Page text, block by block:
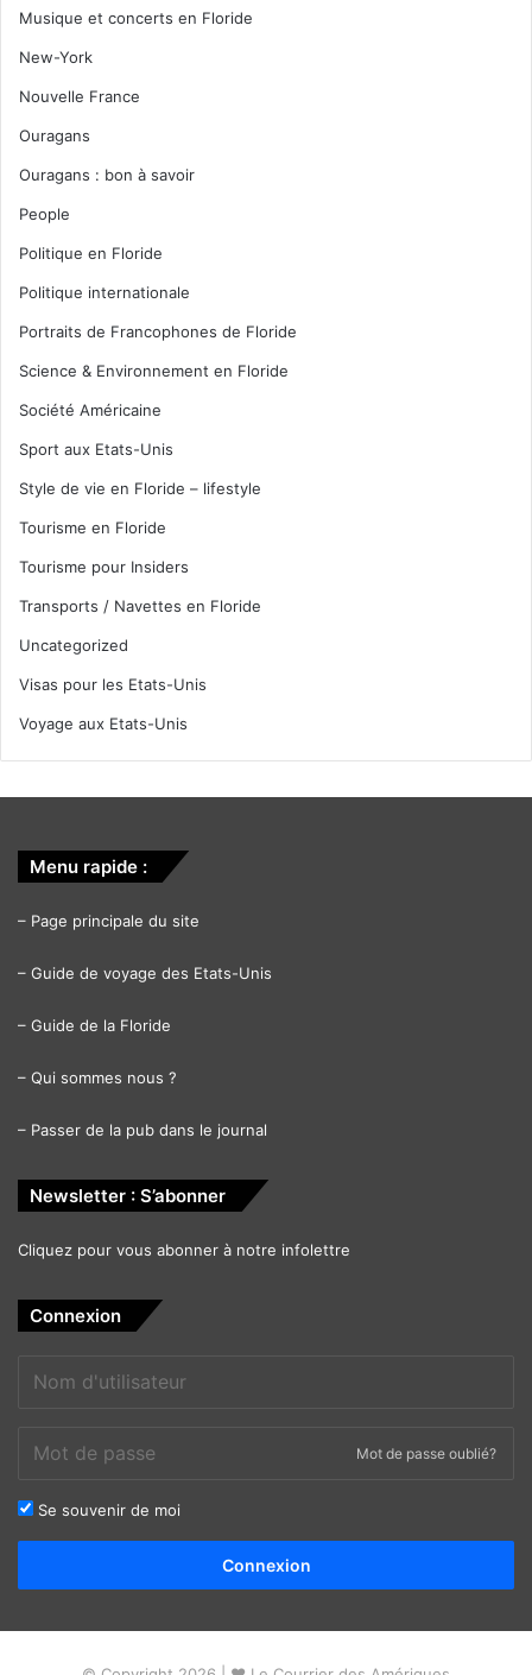
Musique et concerts en Floride
New-York
Nouvelle France
Ouragans
Ouragans : bon à savoir
People
Politique en Floride
Politique internationale
Portraits de Francophones de Floride
Science & Environnement en Floride
Société Américaine
Sport aux Etats-Unis
Style de vie en Floride – lifestyle
Tourisme en Floride
Tourisme pour Insiders
Transports / Navettes en Floride
Uncategorized
Visas pour les Etats-Unis
Voyage aux Etats-Unis
Menu rapide :
– Page principale du site
– Guide de voyage des Etats-Unis
– Guide de la Floride
– Qui sommes nous ?
– Passer de la pub dans le journal
Newsletter : S’abonner
Cliquez pour vous abonner à notre infolettre
Connexion
Mot de passe oublié?
Se souvenir de moi
Connexion